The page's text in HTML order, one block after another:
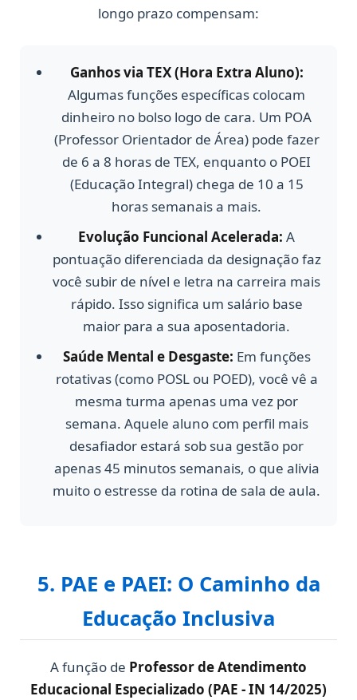
longo prazo compensam:
Ganhos via TEX (Hora Extra Aluno):
Algumas funções específicas colocam
dinheiro no bolso logo de cara. Um POA
(Professor Orientador de Área) pode fazer
de 6 a 8 horas de TEX, enquanto o POEI
(Educação Integral) chega de 10 a 15
horas semanais a mais.
Evolução Funcional Acelerada: A
pontuação diferenciada da designação faz
você subir de nível e letra na carreira mais
rápido. Isso significa um salário base
maior para a sua aposentadoria.
Saúde Mental e Desgaste: Em funções
rotativas (como POSL ou POED), você vê a
mesma turma apenas uma vez por
semana. Aquele aluno com perfil mais
desafiador estará sob sua gestão por
apenas 45 minutos semanais, o que alivia
muito o estresse da rotina de sala de aula.
5. PAE e PAEI: O Caminho da
Educação Inclusiva
A função de Professor de Atendimento
Educacional Especializado (PAE - IN 14/2025)